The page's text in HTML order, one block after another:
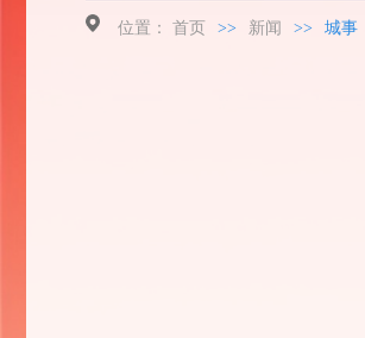
位置： 首页 >> 新闻 >> 城事